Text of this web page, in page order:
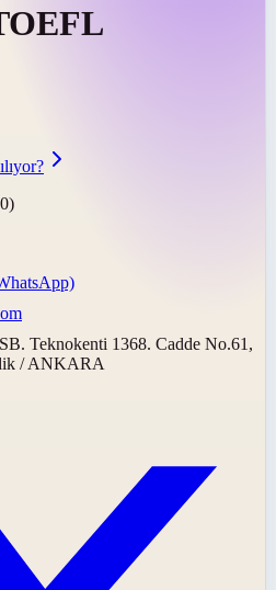
Teknokenti 1368. Cadde No.61,
/ ANKARA